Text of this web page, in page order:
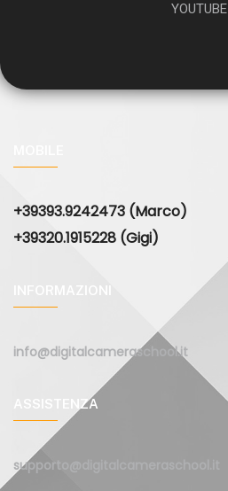
YOUTUBE
+39393.9242473 (Marco)
+39320.1915228 (Gigi)
INFORMAZIONI
info@digitalcameraschool.it
ASSISTENZA
supporto@digitalcameraschool.it